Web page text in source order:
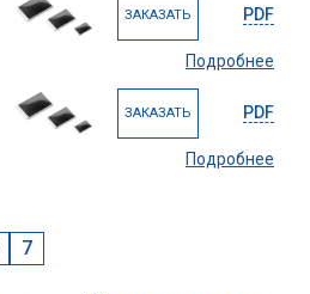
ЗАКАЗАТЬ
Подробнее
PDF
ЗАКАЗАТЬ
Подробнее
PDF
7